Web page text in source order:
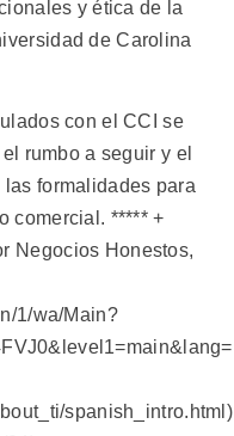
y ética de la
de Carolina
con el CCI se
rumbo a seguir y el
formalidades para
comercial. ***** +
Negocios Honestos,
1/wa/Main?
spanish_intro.html)